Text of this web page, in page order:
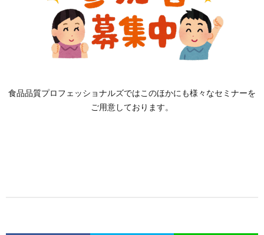
食品品質プロフェッショナルズではこのほかにも様々なセミナーを
ご用意しております。